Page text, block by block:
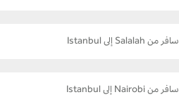
سافر من Salalah إلى Istanbul
سافر من Nairobi إلى Istanbul